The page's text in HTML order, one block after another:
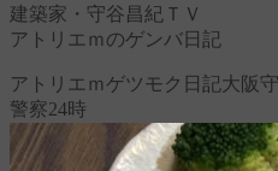
建築家・守谷昌紀ＴＶ
アトリエｍのゲンバ日記
アトリエｍゲツモク日記大阪
警察24時